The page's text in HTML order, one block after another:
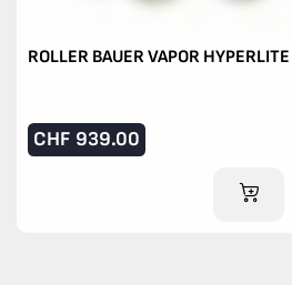
ROLLER BAUER VAPOR
CHF 939.00
IM